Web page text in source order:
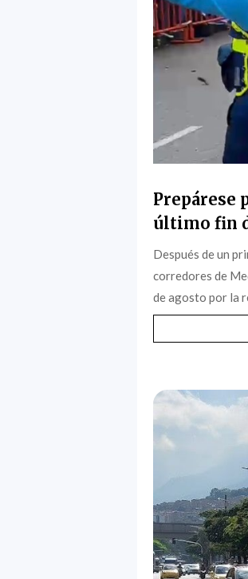
Prepárese
último fin
Después de un
corredores de
de agosto por la